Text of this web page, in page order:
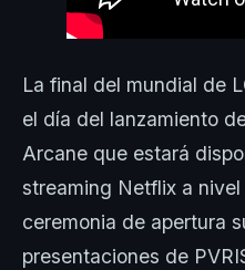
La final del mundial de
el día del lanzamiento
Arcane que estará
streaming Netflix a
ceremonia de apertura
presentaciones de